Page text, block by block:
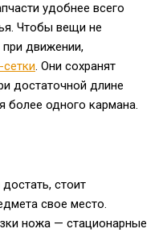
удобнее всего
Чтобы вещи не
при движении,
. Они сохранят
достаточной длине
более одного кармана.
стоит
свое место.
ножа — стационарные